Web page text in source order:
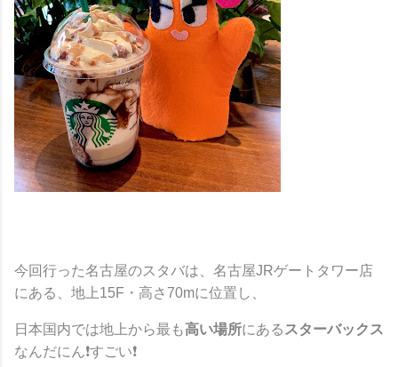
今回行った名古屋のスタバは、 名古屋JRゲートタワー店
にある、地上15F・高さ70mに位置し、
日本国内では地上から最も高い場所にある スターバックス
なんだにん❗すごい❗